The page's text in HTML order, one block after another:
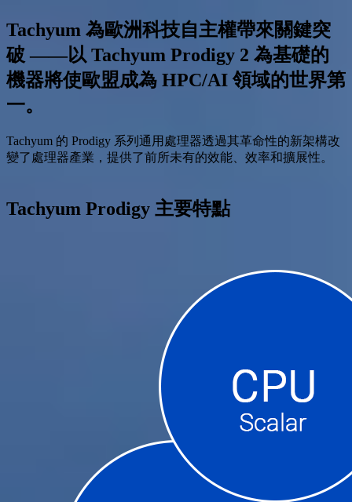
Tachyum 為歐洲科技自主權帶來關鍵突
破 ——以 Tachyum Prodigy 2 為基礎的
機器將使歐盟成為 HPC/AI 領域的世界第
一。
Tachyum 的 Prodigy 系列通用處理器透過其革命性的新架構改
變了處理器產業，提供了前所未有的效能、效率和擴展性。
Tachyum Prodigy 主要特點